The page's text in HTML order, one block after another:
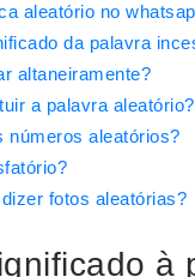
aleatório no
da palavra
altaneiramente?
a palavra aleatório?
números aleatórios?
fotos aleatórias?
à